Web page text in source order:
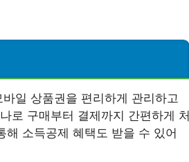
일 상품권을 편리하게 관리하고
로 구매부터 결제까지 간편하게 처
소득공제 혜택도 받을 수 있어